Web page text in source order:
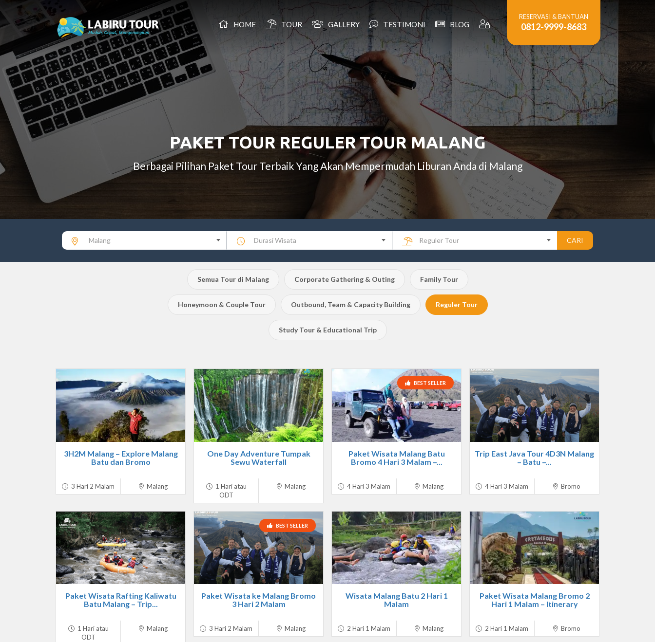
HOME TOUR GALLERY TESTIMONI BLOG
RESERVASI & BANTUAN
0812-9999-8683
PAKET TOUR REGULER TOUR MALANG
Berbagai Pilihan Paket Tour Terbaik Yang Akan Mempermudah Liburan Anda di Malang
Malang Durasi Wisata Reguler Tour CARI
Semua Tour di Malang Corporate Gathering & Outing Family Tour
Honeymoon & Couple Tour Outbound, Team & Capacity Building Reguler Tour
Study Tour & Educational Trip
3H2M Malang – Explore Malang
Batu dan Bromo
3 Hari 2 Malam Malang
One Day Adventure Tumpak
Sewu Waterfall
1 Hari atau
ODT
Malang
BEST SELLER
Paket Wisata Malang Batu
Bromo 4 Hari 3 Malam –...
4 Hari 3 Malam Malang
Trip East Java Tour 4D3N Malang
– Batu –...
4 Hari 3 Malam Bromo
Paket Wisata Rafting Kaliwatu
Batu Malang – Trip...
1 Hari atau
ODT
Malang
BEST SELLER
Paket Wisata ke Malang Bromo
3 Hari 2 Malam
3 Hari 2 Malam Malang
Wisata Malang Batu 2 Hari 1
Malam
2 Hari 1 Malam Malang
Paket Wisata Malang Bromo 2
Hari 1 Malam – Itinerary
2 Hari 1 Malam Bromo